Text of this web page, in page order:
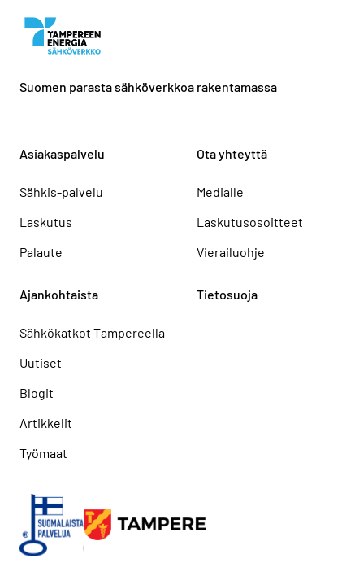
Suomen parasta sähköverkkoa rakentamassa
Asiakaspalvelu
Sähkis-palvelu
Laskutus
Palaute
Ota yhteyttä
Medialle
Laskutusosoitteet
Vierailuohje
Ajankohtaista
Sähkökatkot Tampereella
Uutiset
Blogit
Artikkelit
Työmaat
Tietosuoja